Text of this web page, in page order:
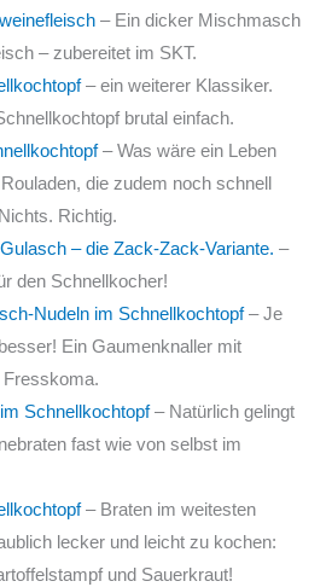
– Ein dicker Mischmasch
– zubereitet im SKT.
– ein weiterer Klassiker.
brutal einfach.
– Was wäre ein Leben
die zudem noch schnell
Richtig.
– die Zack-Zack-Variante. –
den Schnellkocher!
Nudeln im Schnellkochtopf– Je
Ein Gaumenknaller mit
Schnellkochtopf– Natürlich gelingt
fast wie von selbst im
– Braten im weitesten
lecker und leicht zu kochen:
und Sauerkraut!